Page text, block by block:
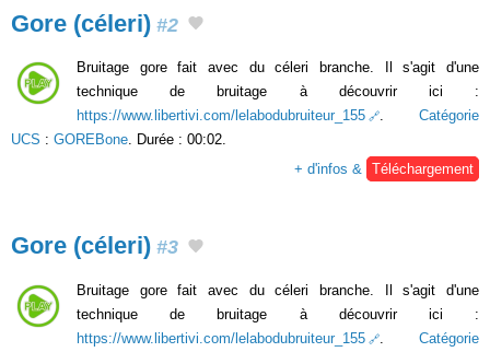
Gore (céleri) #2
Bruitage gore fait avec du céleri branche. Il s'agit d'une
technique de bruitage à découvrir ici :
https://www.libertivi.com/lelabodubruiteur_155
. Catégorie
UCS : GOREBone. Durée : 00:02.
+ d'infos & Téléchargement
Gore (céleri) #3
Bruitage gore fait avec du céleri branche. Il s'agit d'une
technique de bruitage à découvrir ici :
https://www.libertivi.com/lelabodubruiteur_155
. Catégorie